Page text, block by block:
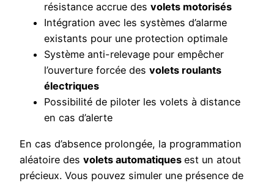
résistance accrue des volets motorisés
Intégration avec les systèmes d’alarme
existants pour une protection optimale
Système anti-relevage pour empêcher
l’ouverture forcée des volets roulants
électriques
Possibilité de piloter les volets à distance
en cas d’alerte
En cas d’absence prolongée, la programmation
aléatoire des volets automatiques est un atout
précieux. Vous pouvez simuler une présence de